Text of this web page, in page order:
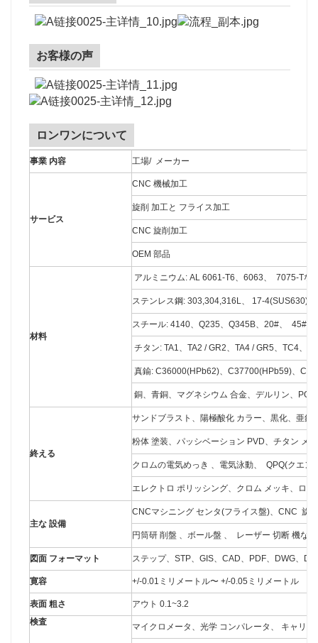
お客様の声
ロンワンについて
事業 内容 工場/ メーカー
サービス
CNC 機械加工
旋削 加工と フライス加工
CNC 旋削加工
OEM 部品
材料
アルミニウム: AL 6061-T6、6063、 7075-Tな
ステンレス鋼: 303,304,316L、 17-4(SUS630)
スチール: 4140、Q235、Q345B、20#、 45#
チタン: TA1、TA2 / GR2、TA4 / GR5、TC4、
真鍮: C36000(HPb62)、C37700(HPb59)、
銅、青銅、マグネシウム 合金、デルリン、
終える
サンドブラスト、陽極酸化 カラー、黒化、亜
粉体 塗装、パッシベーション PVD、チタン メ
クロムの電気めっき 、電気泳動、 QPQ(クエン
エレクトロ ポリッシング、クロム メッキ、ロ
主な 設備
CNCマシニング センタ(フライス盤)、CNC 旋
円筒研 削盤 、ボール盤 、 レーザー 切断 機など
図面 フォーマット ステップ、STP、GIS、CAD、PDF、DWG、
寛容 +/-0.01ミリメートル〜 +/-0.05ミリメートル
表面 粗さ
アウト 0.1~3.2
検査
マイクロメータ、光学 コンパレータ、 キャリ